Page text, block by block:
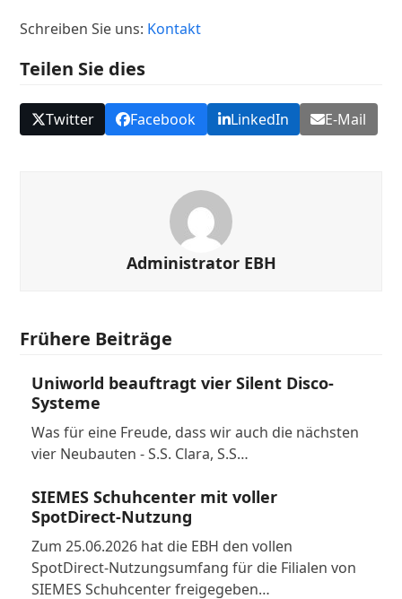
Schreiben Sie uns: Kontakt
Teilen Sie dies
Twitter Facebook LinkedIn E-Mail
Administrator EBH
Frühere Beiträge
Uniworld beauftragt vier Silent Disco-
Systeme
Was für eine Freude, dass wir auch die nächsten
vier Neubauten - S.S. Clara, S.S…
SIEMES Schuhcenter mit voller
SpotDirect-Nutzung
Zum 25.06.2026 hat die EBH den vollen
SpotDirect-Nutzungsumfang für die Filialen von
SIEMES Schuhcenter freigegeben…